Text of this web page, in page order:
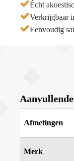
Écht
Verkrijgbaar
Eenvoudig
Afmetingen
Merk